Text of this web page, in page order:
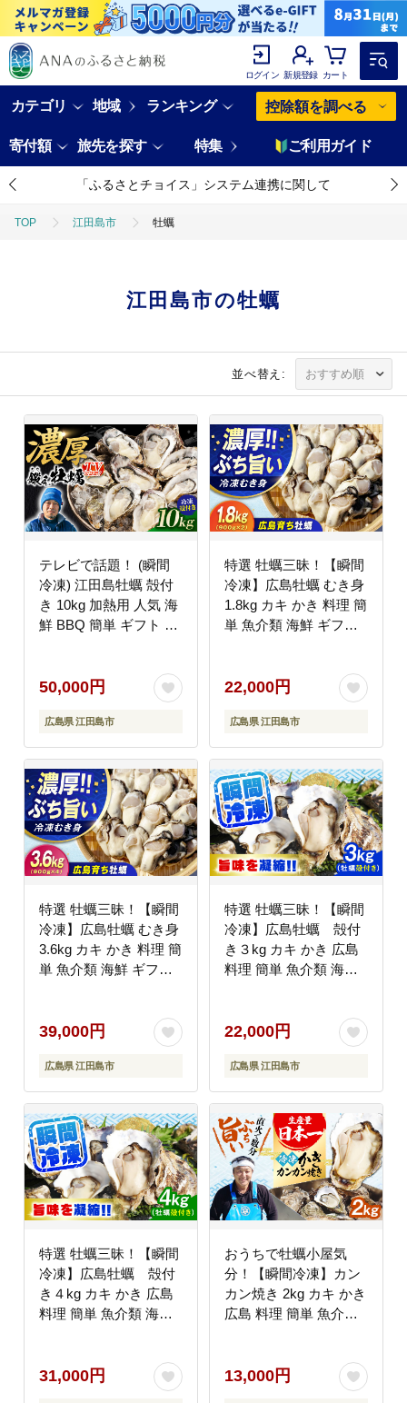
ログイン 新規登録 カート
カテゴリ 地域 ランキング 控除額を調べる
寄付額 旅先を探す 特集 ご利用ガイド
「ふるさとチョイス」システム連携に関して
TOP 江田島市 牡蠣
江田島市の牡蠣
並べ替え:
テレビで話題！ (瞬間
冷凍) 江田島牡蠣 殻付
き 10kg 加熱用 人気 海
鮮 BBQ 簡単 ギフト 広
50,000円
広島県 江田島市
特選 牡蠣三昧！【瞬間
冷凍】広島牡蠣 むき身
1.8kg カキ かき 料理 簡
単 魚介類 海鮮 ギフト
牡蠣
22,000円
広島県 江田島市
特選 牡蠣三昧！【瞬間
冷凍】広島牡蠣 むき身
3.6kg カキ かき 料理 簡
単 魚介類 海鮮 ギフト
牡蠣
39,000円
広島県 江田島市
特選 牡蠣三昧！【瞬間
冷凍】広島牡蠣 殻付
き３kg カキ かき 広島
料理 簡単 魚介類 海鮮
[XAO030] 牡蠣
22,000円
広島県 江田島市
特選 牡蠣三昧！【瞬間
冷凍】広島牡蠣 殻付
き４kg カキ かき 広島
料理 簡単 魚介類 海鮮
[XAO031] 牡蠣
31,000円
おうちで牡蠣小屋気
分！【瞬間冷凍】カン
カン焼き 2kg カキ かき
広島 料理 簡単 魚介類
水産 [XAO032] 牡蠣
13,000円